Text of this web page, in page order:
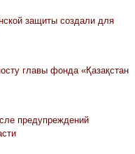
защиты создали для
главы фонда «Қазақстан
предупреждений